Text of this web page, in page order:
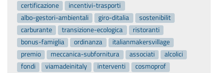
certificazione
incentivi-trasporti
albo-gestori-ambientali
giro-ditalia
sostenibilit
carburante
transizione-ecologica
ristoranti
bonus-famiglia
ordinanza
italianmakersvillage
premio
meccanica-subfornitura associati
alcolici
fondi
viamadeinitaly interventi cosmoprof